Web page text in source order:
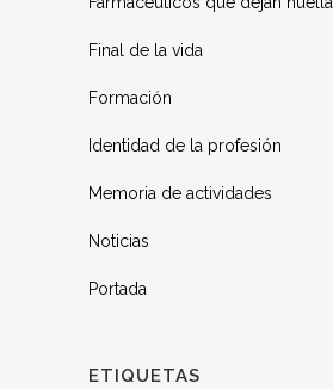
Final de la vida
Formación
Identidad de la profesión
Memoria de actividades
Noticias
Portada
ETIQUETAS